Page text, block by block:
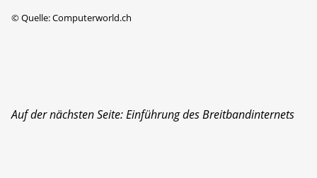
©Quelle: Computerworld.ch
Auf der nächsten Seite: Einführung des Breitbandinternets